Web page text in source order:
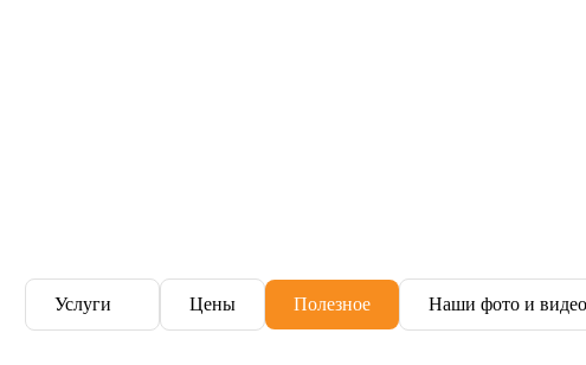
Услуги Цены Полезное
Наши фото и видео